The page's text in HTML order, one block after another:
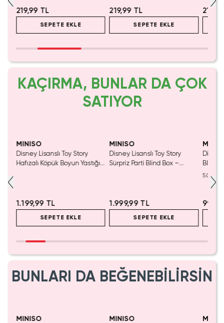
219,99 TL
SEPETE EKLE
Ml
219,99 TL
SEPETE EKLE
KAÇIRMA, BUNLAR DA ÇOK
SATIYOR
MINISO
Disney Lisanslı Toy Story
Hafızalı Köpük Boyun Yastığı
1.199,99 TL
SEPETE EKLE
MINISO
Disney Lisanslı Toy Story
Sürpriz Parti Blind Box –
1.999,99 TL
SEPETE EKLE
Disney
Blind
5.0
BUNLARI DA BEĞENEBİLİRSİN
MINISO MINISO